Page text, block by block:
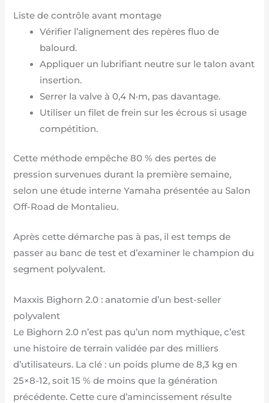
Liste de contrôle avant montage
Vérifier l’alignement des repères fluo de
balourd.
Appliquer un lubrifiant neutre sur le talon avant
insertion.
Serrer la valve à 0,4 N·m, pas davantage.
Utiliser un filet de frein sur les écrous si usage
compétition.
Cette méthode empêche 80 % des pertes de
pression survenues durant la première semaine,
selon une étude interne Yamaha présentée au Salon
Off-Road de Montalieu.
Après cette démarche pas à pas, il est temps de
passer au banc de test et d’examiner le champion du
segment polyvalent.
Maxxis Bighorn 2.0 : anatomie d’un best-seller
polyvalent
Le Bighorn 2.0 n’est pas qu’un nom mythique, c’est
une histoire de terrain validée par des milliers
d’utilisateurs. La clé : un poids plume de 8,3 kg en
25×8-12, soit 15 % de moins que la génération
précédente. Cette cure d’amincissement résulte